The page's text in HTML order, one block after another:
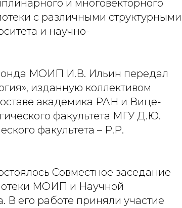
и многовекторного
с различными структурными
и научно-
МОИП И.В. Ильин передал
изданную коллективом
академика РАН и Вице-
факультета МГУ Д.Ю.
факультета – Р.Р.
Совместное заседание
МОИП и Научной
В его работе приняли участие